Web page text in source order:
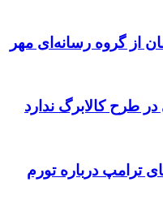
از گروه رسانه‌ای مهر
طرح کالابرگ ندارد
ترامپ درباره تورم